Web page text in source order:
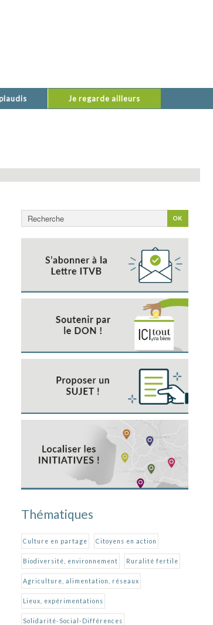
Je regarde ailleurs
OK
Rechercher
Thématiques
Culture en partage Citoyens en action
Biodiversité, environnement Ruralité fertile
Agriculture, alimentation, réseaux
Lieux, expérimentations
Solidarité-Social-Différences